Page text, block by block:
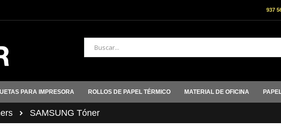
937
Buscar
PARA IMPRESORA ROLLOS DE PAPEL TÉRMICO MATERIAL DE OFICINA
SAMSUNG Tóner